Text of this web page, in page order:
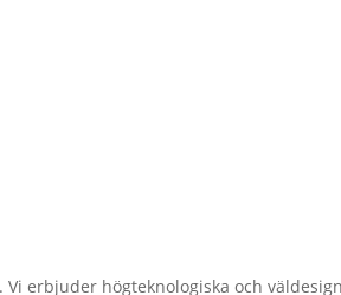
erbjuder högteknologiska och